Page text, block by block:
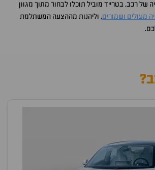
של רכב. בטרייד מוביל תוכלו לבחור מתוך מגוון
מעולים ושמורים, וליהנות מההצעה המשתלמת